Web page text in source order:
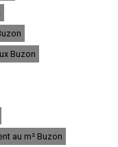
à Séméac
sur-l'Échez
à Juillan
Debat
Gazost
à Odos
à Soues
à Ibos
Maubourguet
à Ossun
à Laloubère
à Orleix
Buzon
au m² Buzon